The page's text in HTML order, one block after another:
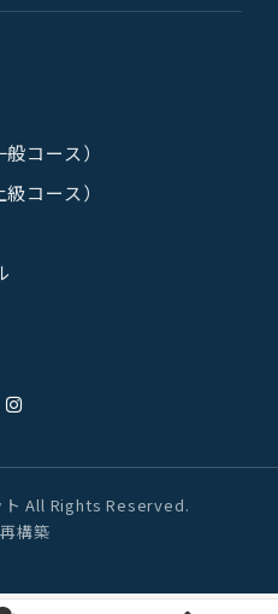
コース）
コース）
ト All Rights Reserved.
構築